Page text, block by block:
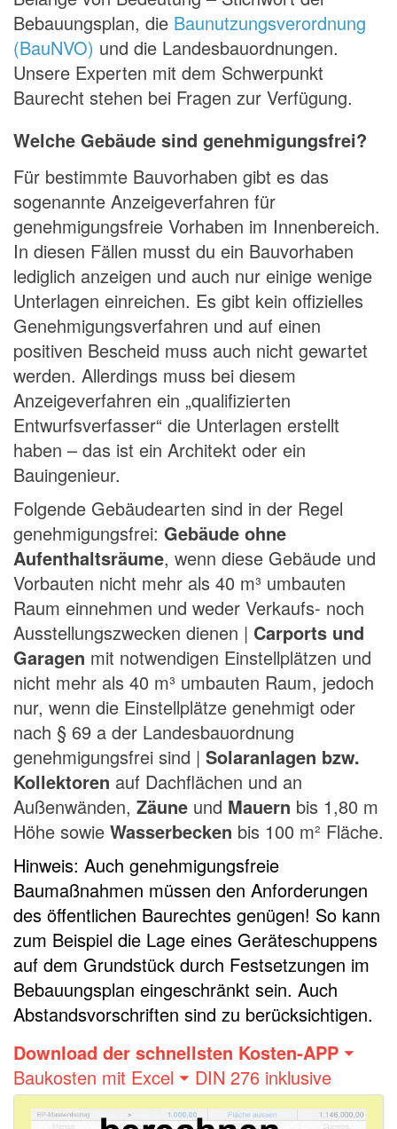
Bebauungsplan, die Baunutzungsverordnung
(BauNVO) und die Landesbauordnungen.
Unsere Experten mit dem Schwerpunkt
Baurecht stehen bei Fragen zur Verfügung.
Welche Gebäude sind genehmigungsfrei?
Für bestimmte Bauvorhaben gibt es das
sogenannte Anzeigeverfahren für
genehmigungsfreie Vorhaben im Innenbereich.
In diesen Fällen musst du ein Bauvorhaben
lediglich anzeigen und auch nur einige wenige
Unterlagen einreichen. Es gibt kein offizielles
Genehmigungsverfahren und auf einen
positiven Bescheid muss auch nicht gewartet
werden. Allerdings muss bei diesem
Anzeigeverfahren ein „qualifizierten
Entwurfsverfasser“ die Unterlagen erstellt
haben – das ist ein Architekt oder ein
Bauingenieur.
Folgende Gebäudearten sind in der Regel
genehmigungsfrei: Gebäude ohne
Aufenthaltsräume, wenn diese Gebäude und
Vorbauten nicht mehr als 40 m³ umbauten
Raum einnehmen und weder Verkaufs- noch
Ausstellungszwecken dienen | Carports und
Garagen mit notwendigen Einstellplätzen und
nicht mehr als 40 m³ umbauten Raum, jedoch
nur, wenn die Einstellplätze genehmigt oder
nach § 69 a der Landesbauordnung
genehmigungsfrei sind | Solaranlagen bzw.
Kollektoren auf Dachflächen und an
Außenwänden, Zäune und Mauern bis 1,80 m
Höhe sowie Wasserbecken bis 100 m² Fläche.
Hinweis: Auch genehmigungsfreie
Baumaßnahmen müssen den Anforderungen
des öffentlichen Baurechtes genügen! So kann
zum Beispiel die Lage eines Geräteschuppens
auf dem Grundstück durch Festsetzungen im
Bebauungsplan eingeschränkt sein. Auch
Abstandsvorschriften sind zu berücksichtigen.
Download der schnellsten Kosten-APP ⏷
Baukosten mit Excel ⏷ DIN 276 inklusive